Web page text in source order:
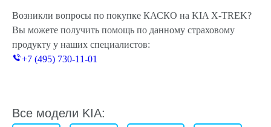
Возникли вопросы по покупке КАСКО на KIA X-TREK?
Вы можете получить помощь по данному страховому
продукту у наших специалистов:
+7 (495) 730-11-01
Все модели KIA: